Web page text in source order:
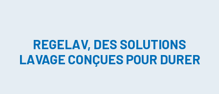
REGELAV, DES SOLUTIONS
LAVAGE CONÇUES POUR DURER